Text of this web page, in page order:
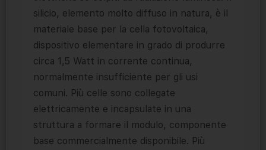
silicio, elemento molto diffuso in natura, è il
materiale base per la cella fotovoltaica,
dispositivo elementare in grado di produrre
circa 1,5 Watt in corrente continua,
normalmente insufficiente per gli usi
comuni. Più celle sono collegate
elettricamente e incapsulate in una
struttura a formare il modulo, componente
base commercialmente disponibile. Più